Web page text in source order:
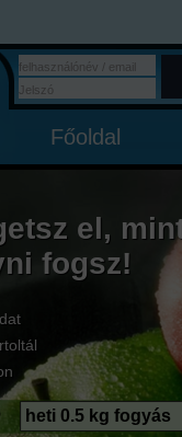
Főoldal
el,
fogsz!
heti 0.5 kg fogyás